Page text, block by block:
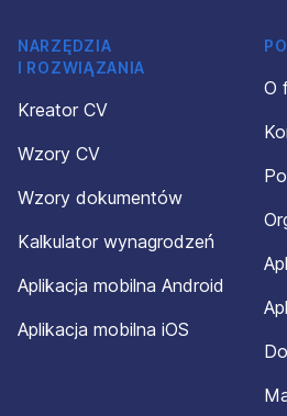
NARZĘDZIA
I ROZWIĄZANIA
Kreator CV
Wzory CV
Wzory dokumentów
Kalkulator wynagrodzeń
Aplikacja mobilna Android
Aplikacja mobilna iOS
O